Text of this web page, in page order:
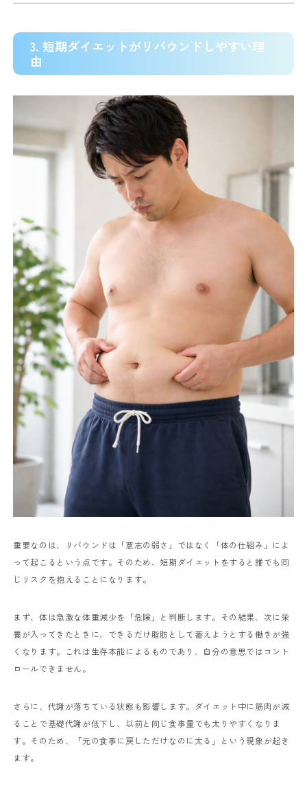
3. 短期ダイエットがリバウンドしやすい理
由
重要なのは、リバウンドは「意志の弱さ」ではなく「体の仕組み」によ
って起こるという点です。そのため、短期ダイエットをすると誰でも同
じリスクを抱えることになります。
まず、体は急激な体重減少を「危険」と判断します。その結果、次に栄
養が入ってきたときに、できるだけ脂肪として蓄えようとする働きが強
くなります。これは生存本能によるものであり、自分の意思ではコント
ロールできません。
さらに、代謝が落ちている状態も影響します。ダイエット中に筋肉が減
ることで基礎代謝が低下し、以前と同じ食事量でも太りやすくなりま
す。そのため、「元の食事に戻しただけなのに太る」という現象が起き
ます。